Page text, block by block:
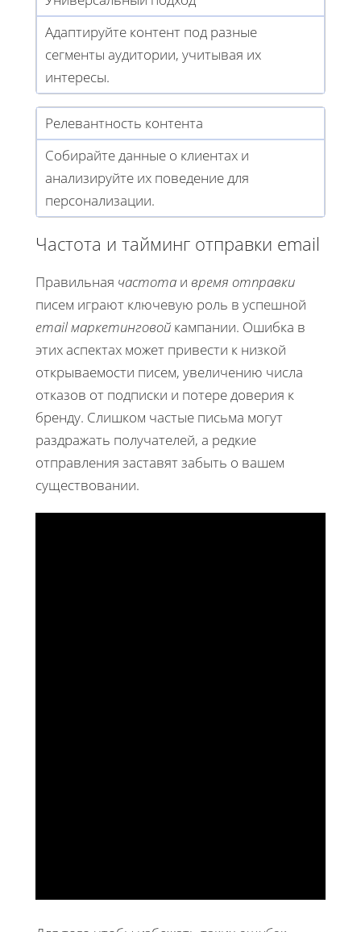
Адаптируйте контент под разные
сегменты аудитории, учитывая их
интересы.
Релевантность контента
Собирайте данные о клиентах и
анализируйте их поведение для
персонализации.
Частота и тайминг отправки email
Правильная частота и время отправки
писем играют ключевую роль в успешной
email маркетинговой кампании. Ошибка в
этих аспектах может привести к низкой
открываемости писем, увеличению числа
отказов от подписки и потере доверия к
бренду. Слишком частые письма могут
раздражать получателей, а редкие
отправления заставят забыть о вашем
существовании.